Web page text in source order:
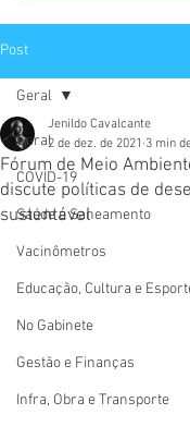
Post
Geral
COVID-19
Saúde e Saneamento
Vacinômetros
Educação, Cultura e
No Gabinete
Gestão e Finanças
Infra, Obra e Transporte
Geral
Fórum de Meio
discute políticas de
sustentável
Jenildo Cavalcante
2 de dez. de 2021 3 min